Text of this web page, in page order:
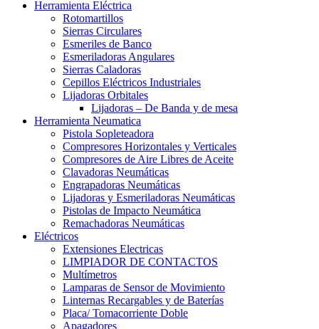
Herramienta Eléctrica
Rotomartillos
Sierras Circulares
Esmeriles de Banco
Esmeriladoras Angulares
Sierras Caladoras
Cepillos Eléctricos Industriales
Lijadoras Orbitales
Lijadoras – De Banda y de mesa
Herramienta Neumatica
Pistola Sopleteadora
Compresores Horizontales y Verticales
Compresores de Aire Libres de Aceite
Clavadoras Neumáticas
Engrapadoras Neumáticas
Lijadoras y Esmeriladoras Neumáticas
Pistolas de Impacto Neumática
Remachadoras Neumáticas
Eléctricos
Extensiones Electricas
LIMPIADOR DE CONTACTOS
Multímetros
Lamparas de Sensor de Movimiento
Linternas Recargables y de Baterías
Placa/ Tomacorriente Doble
Apagadores